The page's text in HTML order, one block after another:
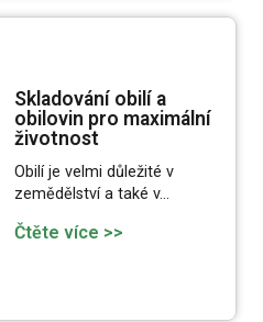
Skladování obilí a
obilovin pro maximální
životnost
Obilí je velmi důležité v
zemědělství a také v…
Čtěte více >>